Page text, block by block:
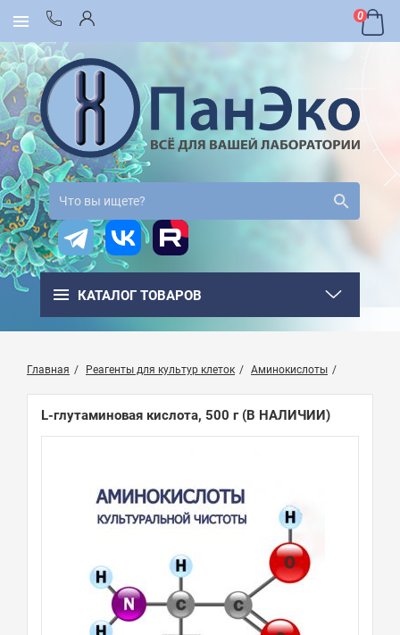
0
КАТАЛОГ ТОВАРОВ
Главная Реагенты для культур клеток Аминокислоты
L-глутаминовая кислота, 500 г(В НАЛИЧИИ)